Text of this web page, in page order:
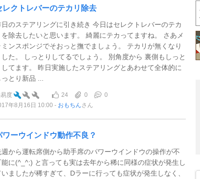
レクトレバーのテカリ除去
日のステアリングに引き続き 今日はセレクトレバーのテカ
を除去したいと思います。 綺麗にテカってますね。 さあメ
ミンスポンジでそおっと撫でましょう。 テカリが無くなり
した。 しっとりしてるでしょう。 別角度から 裏側もしっと
してます。 昨日実施したステアリングとあわせて全体的に
とり新品 ...
度 24 0
0
年8月16日 10:00
おもちんさん
ワーウインドウ動作不良？
週から運転席側から助手席のパワーウインドウの操作が不
能に(^_^;) と言っても実は去年から稀に同様の症状が発生し
いましたが稀すぎて、Dラーに行っても症状が発生しなく、